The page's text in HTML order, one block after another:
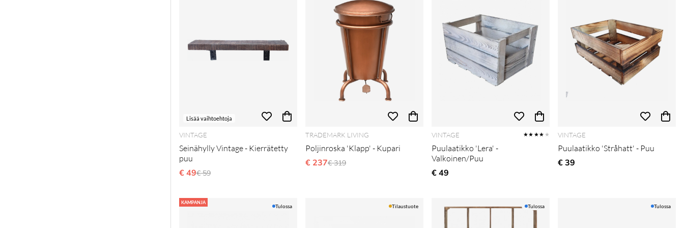
Lisää vaihtoehtoja
VINTAGE
Seinähylly Vintage - Kierrätetty
puu
€ 49Normaali hinta
€ 59
TRADEMARK LIVING
Poljinroska 'Klapp' - Kupari
€ 237Normaali hinta
€ 319
VINTAGE ★★★★ ★
Puulaatikko 'Lera' -
Valkoinen/Puu
€ 49
VINTAGE
Puulaatikko 'Stråhatt' - Puu
€ 39
KAMPANJA
Tulossa Tilaustuote Tulossa Tulossa